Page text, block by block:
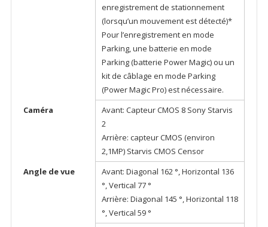
enregistrement de stationnement
(lorsqu’un mouvement est détecté)*
Pour l’enregistrement en mode
Parking, une batterie en mode
Parking (batterie Power Magic) ou un
kit de câblage en mode Parking
(Power Magic Pro) est nécessaire.
Caméra
Avant: Capteur CMOS 8 Sony Starvis
2
Arrière: capteur CMOS (environ
2,1MP) Starvis CMOS Censor
Angle de vue
Avant: Diagonal 162 °, Horizontal 136
°, Vertical 77 °
Arrière: Diagonal 145 °, Horizontal 118
°, Vertical 59 °